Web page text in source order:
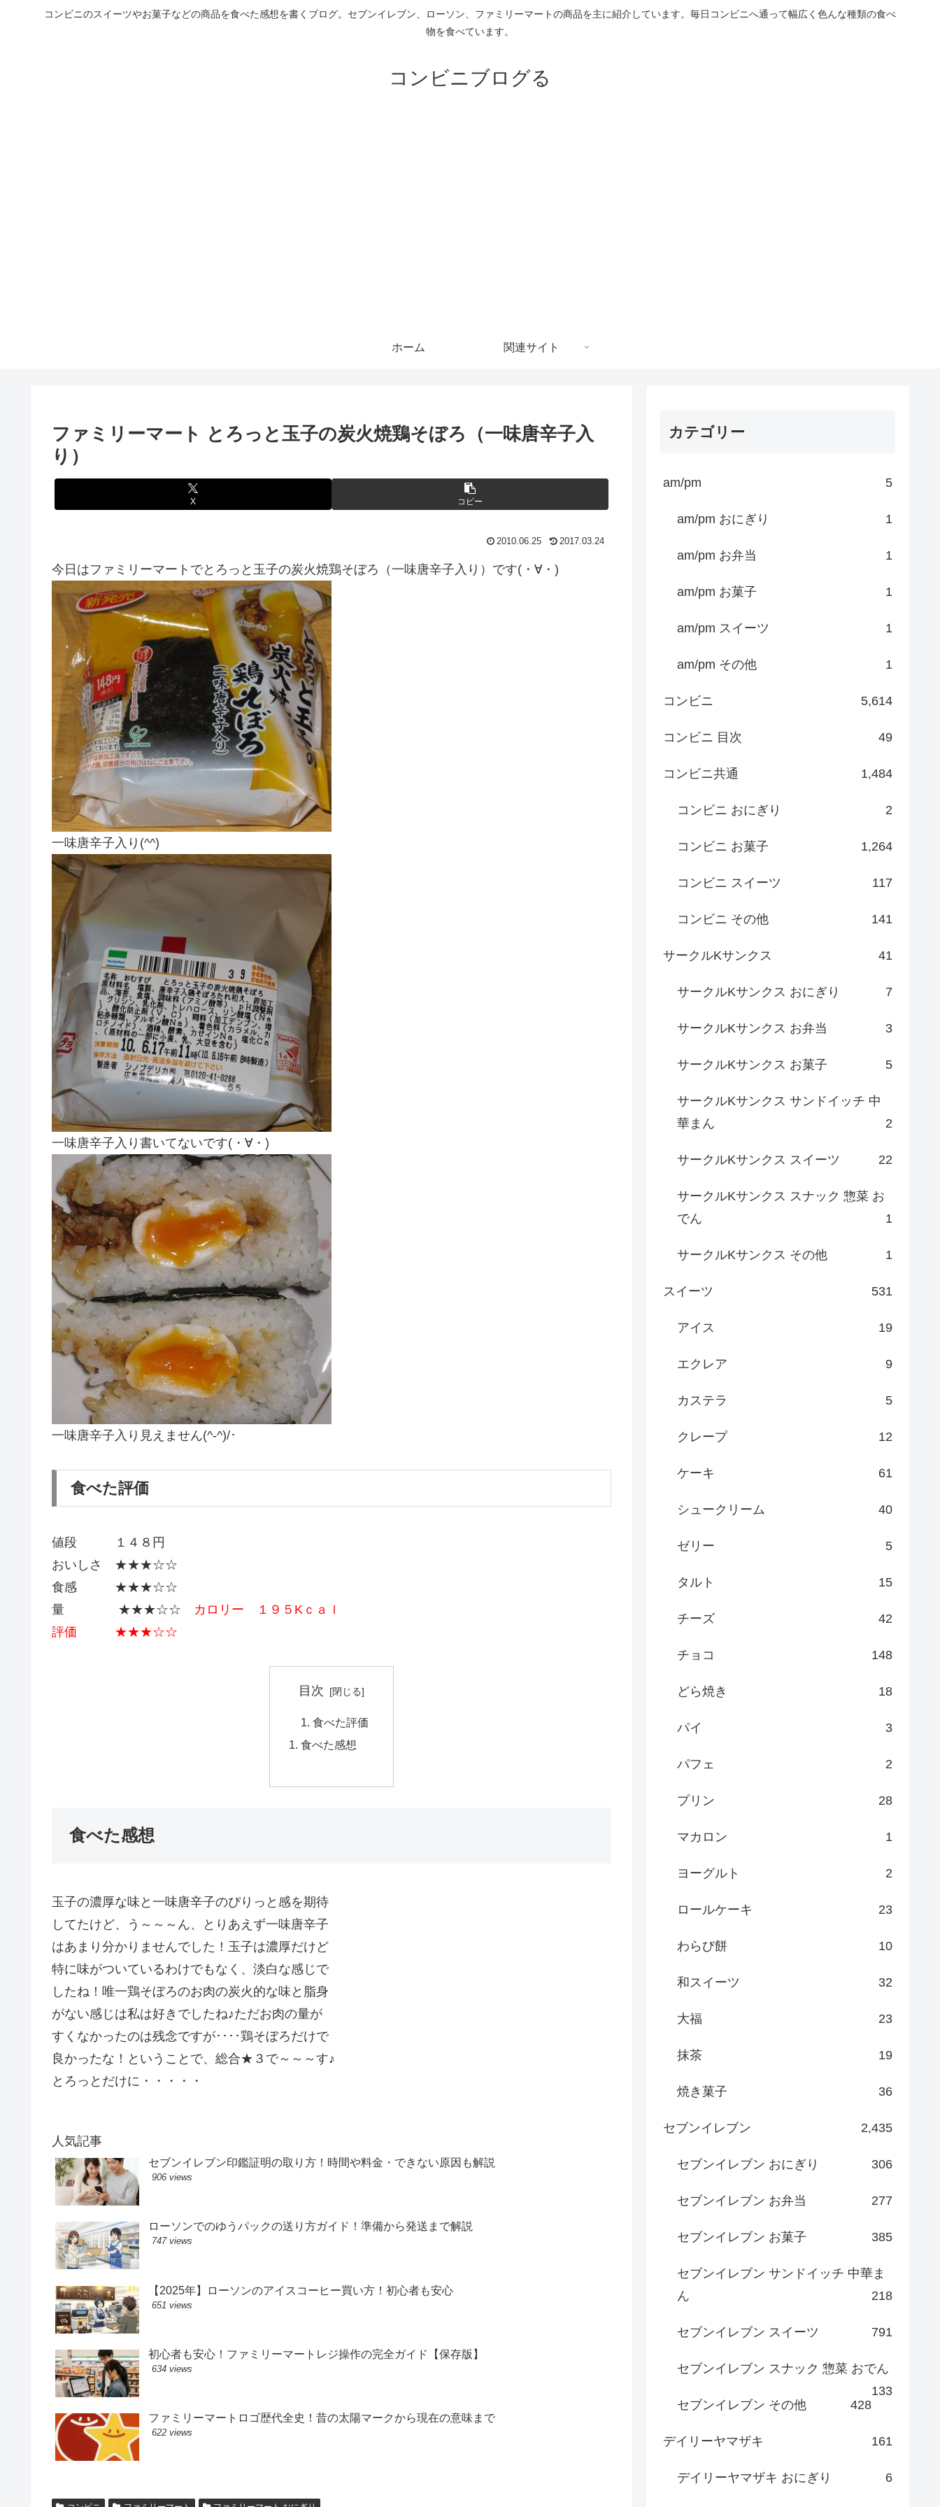
コンビニのスイーツやお菓子などの商品を食べた感想を書くブログ。セブンイレブン、ローソン、ファミリーマートの商品を主に紹介しています。毎日コンビニへ通って幅広く色んな種類の食べ
物を食べています。
コンビニブログる
ホーム 関連サイト
ファミリーマート とろっと玉子の炭火焼鶏そぼろ（一味唐辛子入
り）
X コピー
2010.06.25 2017.03.24
今日はファミリーマートでとろっと玉子の炭火焼鶏そぼろ（一味唐辛子入り）です(・∀・)
一味唐辛子入り(^^)
一味唐辛子入り書いてないです(・∀・)
一味唐辛子入り見えません(^-^)/･
食べた評価
値段 １４８円
おいしさ ★★★☆☆
食感 ★★★☆☆
量 ★★★☆☆ カロリー １９５Kｃａｌ
評価 ★★★☆☆
目次
食べた評価
食べた感想
食べた感想
玉子の濃厚な味と一味唐辛子のぴりっと感を期待
してたけど、う～～～ん、とりあえず一味唐辛子
はあまり分かりませんでした！玉子は濃厚だけど
特に味がついているわけでもなく、淡白な感じで
したね！唯一鶏そぼろのお肉の炭火的な味と脂身
がない感じは私は好きでしたね♪ただお肉の量が
すくなかったのは残念ですが････鶏そぼろだけで
良かったな！ということで、総合★３で～～～す♪
とろっとだけに・・・・・
人気記事
セブンイレブン印鑑証明の取り方！時間や料金・できない原因も解説
906 views
ローソンでのゆうパックの送り方ガイド！準備から発送まで解説
747 views
【2025年】ローソンのアイスコーヒー買い方！初心者も安心
651 views
初心者も安心！ファミリーマートレジ操作の完全ガイド【保存版】
634 views
ファミリーマートロゴ歴代全史！昔の太陽マークから現在の意味まで
622 views
カテゴリー
am/pm 5
am/pm おにぎり 1
am/pm お弁当 1
am/pm お菓子 1
am/pm スイーツ 1
am/pm その他 1
コンビニ 5,614
コンビニ 目次 49
コンビニ共通 1,484
コンビニ おにぎり 2
コンビニ お菓子 1,264
コンビニ スイーツ 117
コンビニ その他 141
サークルKサンクス 41
サークルKサンクス おにぎり 7
サークルKサンクス お弁当 3
サークルKサンクス お菓子 5
サークルKサンクス サンドイッチ 中
華まん
2
サークルKサンクス スイーツ 22
サークルKサンクス スナック 惣菜 お
でん
1
サークルKサンクス その他 1
スイーツ 531
アイス 19
エクレア 9
カステラ 5
クレープ 12
ケーキ 61
シュークリーム 40
ゼリー 5
タルト 15
チーズ 42
チョコ 148
どら焼き 18
パイ 3
パフェ 2
プリン 28
マカロン 1
ヨーグルト 2
ロールケーキ 23
わらび餅 10
和スイーツ 32
大福 23
抹茶 19
焼き菓子 36
セブンイレブン 2,435
セブンイレブン おにぎり 306
セブンイレブン お弁当 277
セブンイレブン お菓子 385
セブンイレブン サンドイッチ 中華ま
ん
218
セブンイレブン スイーツ 791
セブンイレブン スナック 惣菜 おでん
133
セブンイレブン その他
428
デイリーヤマザキ 161
デイリーヤマザキ おにぎり 6